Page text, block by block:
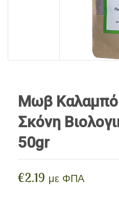
Όσπρια / Ζυμαρικά
Δημητριακά
Αλείμματα Spreads
Μωβ
Σκόνη
50gr
€2.19 με ΦΠΑ